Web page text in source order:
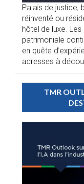
Palais de justice,
réinventé ou
hôtel de luxe.
patrimoniale
en quête
adresses à
TMR